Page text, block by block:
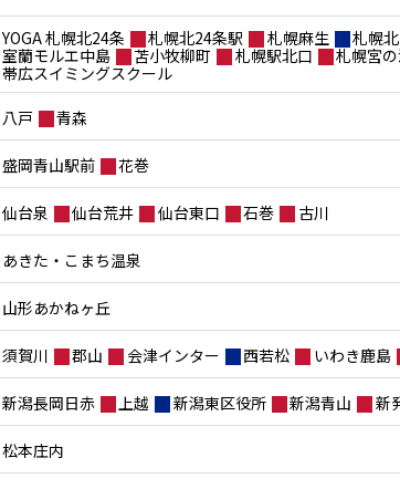
YOGA 札幌北24条 札幌北24条駅 札幌麻生 札幌北
室蘭モルエ中島
苫小牧柳町 札幌駅北口 札幌宮
帯広スイミングスクール
八戸 青森
盛岡青山駅前 花巻
仙台泉 仙台荒井 仙台東口 石巻 古川
あきた・こまち温泉
山形あかねヶ丘
須賀川 郡山 会津インター 西若松 いわき鹿島
新潟長岡日赤 上越 新潟東区役所 新潟青山 新
松本庄内